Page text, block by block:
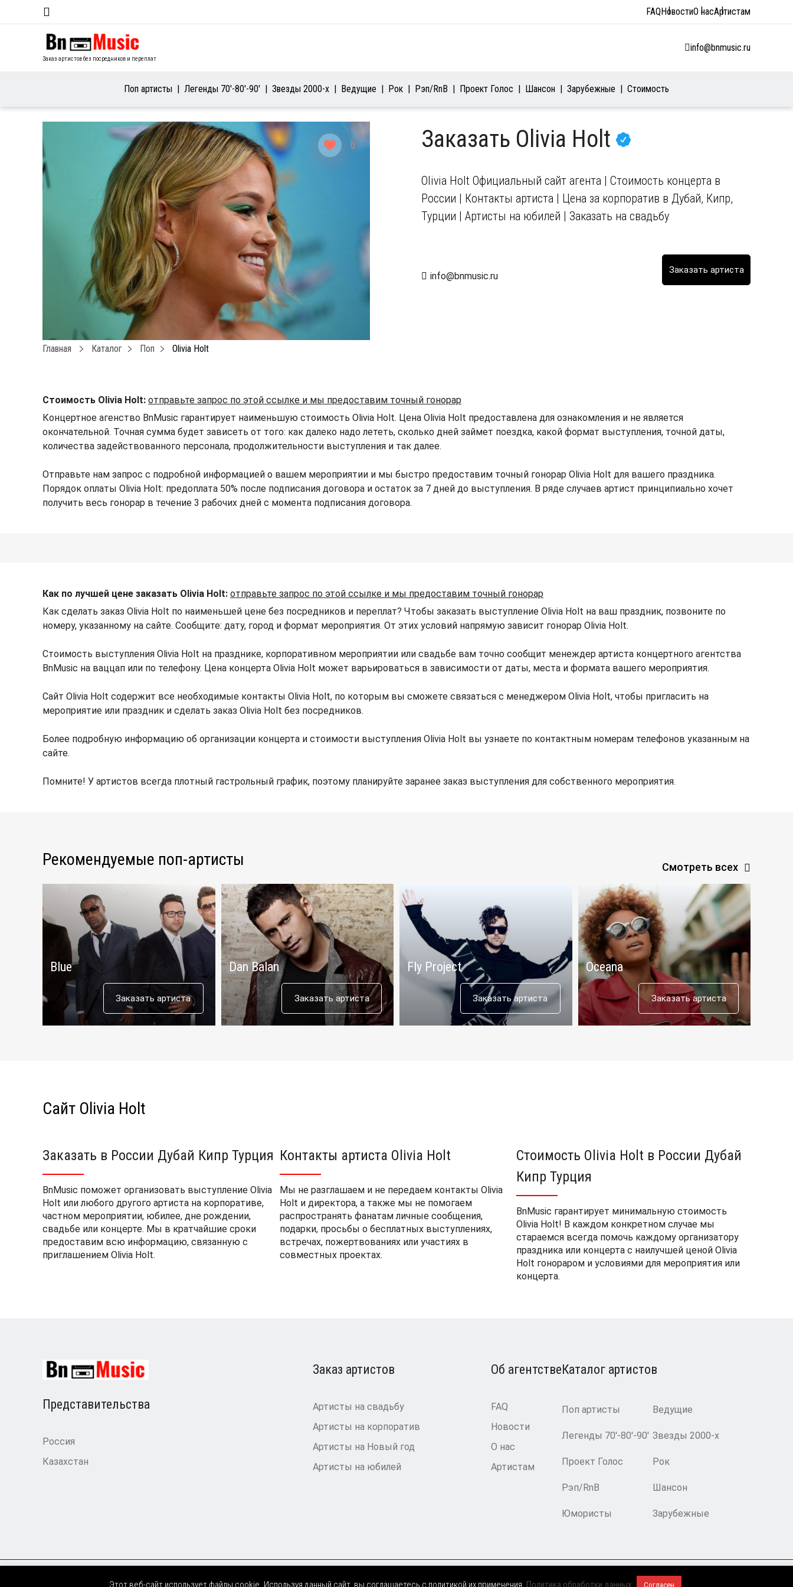
FAQНовостиО насАртистам
Заказ артистов без посредников и переплат
info@bnmusic.ru
Поп артисты Легенды 70′-80′-90′ Звезды 2000-х Ведущие Рок Рэп/RnB Проект Голос Шансон Зарубежные Стоимость
0
Главная Каталог Поп Olivia Holt
Заказать Olivia Holt
Olivia Holt Официальный сайт агента | Стоимость концерта в
России | Контакты артиста | Цена за корпоратив в Дубай, Кипр,
Турции | Артисты на юбилей | Заказать на свадьбу
info@bnmusic.ru
Стоимость Olivia Holt: отправьте запрос по этой ссылке и мы предоставим точный гонорар
Концертное агенство BnMusic гарантирует наименьшую стоимость Olivia Holt. Цена Olivia Holt предоставлена для ознакомления и не является
окончательной. Точная сумма будет зависеть от того: как далеко надо лететь, сколько дней займет поездка, какой формат выступления, точной даты,
количества задействованного персонала, продолжительности выступления и так далее.
Отправьте нам запрос с подробной информацией о вашем мероприятии и мы быстро предоставим точный гонорар Olivia Holt для вашего праздника.
Порядок оплаты Olivia Holt: предоплата 50% после подписания договора и остаток за 7 дней до выступления. В ряде случаев артист принципиально хочет
получить весь гонорар в течение 3 рабочих дней с момента подписания договора.
Как по лучшей цене заказать Olivia Holt: отправьте запрос по этой ссылке и мы предоставим точный гонорар
Как сделать заказ Olivia Holt по наименьшей цене без посредников и переплат? Чтобы заказать выступление Olivia Holt на ваш праздник, позвоните по
номеру, указанному на сайте. Сообщите: дату, город и формат мероприятия. От этих условий напрямую зависит гонорар Olivia Holt.
Стоимость выступления Olivia Holt на празднике, корпоративном мероприятии или свадьбе вам точно сообщит менеждер артиста концертного агентства
BnMusic на ваццап или по телефону. Цена концерта Olivia Holt может варьироваться в зависимости от даты, места и формата вашего мероприятия.
Сайт Olivia Holt содержит все необходимые контакты Olivia Holt, по которым вы сможете связаться с менеджером Olivia Holt, чтобы пригласить на
мероприятие или праздник и сделать заказ Olivia Holt без посредников.
Более подробную информацию об организации концерта и стоимости выступления Olivia Holt вы узнаете по контактным номерам телефонов указанным на
сайте.
Помните! У артистов всегда плотный гастрольный график, поэтому планируйте заранее заказ выступления для собственного мероприятия.
Смотреть всех
Рекомендуемые поп-артисты
Blue
Заказать артиста
Dan Balan
Заказать артиста
Fly Project
Заказать артиста
Oceana
Заказать артиста
Сайт Olivia Holt
Заказать в России Дубай Кипр Турция
BnMusic поможет организовать выступление Olivia
Holt или любого другого артиста на корпоративе,
частном мероприятии, юбилее, дне рождении,
свадьбе или концерте. Мы в кратчайшие сроки
предоставим всю информацию, связанную с
приглашением Olivia Holt.
Контакты артиста Olivia Holt
Мы не разглашаем и не передаем контакты Olivia
Holt и директора, а также мы не помогаем
распространять фанатам личные сообщения,
подарки, просьбы о бесплатных выступлениях,
встречах, пожертвованиях или участиях в
совместных проектах.
Стоимость Olivia Holt в России Дубай
Кипр Турция
BnMusic гарантирует минимальную стоимость
Olivia Holt! В каждом конкретном случае мы
стараемся всегда помочь каждому организатору
праздника или концерта с наилучшей ценой Olivia
Holt гонораром и условиями для мероприятия или
концерта.
Представительства
Россия
Казахстан
Каталог артистов
Поп артисты Ведущие
Легенды 70′-80′-90′ Звезды 2000-х
Проект Голос Рок
Рэп/RnB Шансон
Юмористы Зарубежные
Заказ артистов
Артисты на свадьбу
Артисты на корпоратив
Артисты на Новый год
Артисты на юбилей
Об агентстве
FAQ
Новости
О нас
Артистам
2008-2026 © BnMusic All Right Reserved
Этот веб-сайт использует файлы cookie. Используя данный сайт, вы соглашаетесь с политикой их применения. Политика обработки данных Согласен